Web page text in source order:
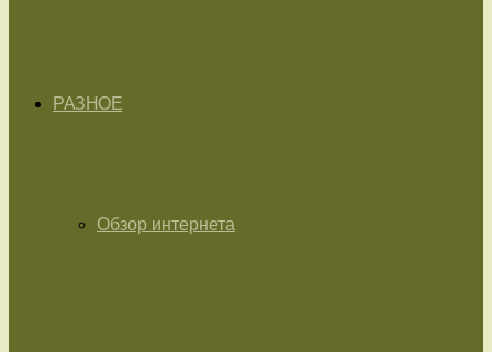
РАЗНОЕ
Обзор интернета